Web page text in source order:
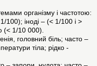
організму і частотою:
100); іноді – (< 1/100 і >
(< 1/10 000).
головний біль; часто –
тіла; рідко -